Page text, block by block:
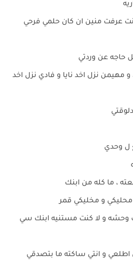
عرفت منين ان كان حلمي فرحي
حاجه عن وردتي
مهيمن نزل اخد نايا و فادي نزل اخد
ل وحدي
، ما كله من ابنك
و مخليكي قمر
وحشه و لا كنت مستنيه ابنك سي
اطلعي و انتي ساكته ما بتصدقي